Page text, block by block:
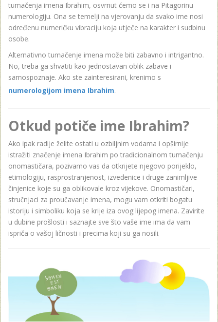
tumačenja imena Ibrahim, osvrnut ćemo se i na Pitagorinu
numerologiju. Ona se temelji na vjerovanju da svako ime nosi
određenu numeričku vibraciju koja utječe na karakter i sudbinu
osobe.
Alternativno tumačenje imena može biti zabavno i intrigantno.
No, treba ga shvatiti kao jednostavan oblik zabave i
samospoznaje. Ako ste zainteresirani, krenimo s
numerologijom imena Ibrahim.
Otkud potiče ime Ibrahim?
Ako ipak radije želite ostati u ozbiljnim vodama i opširnije
istražiti značenje imena Ibrahim po tradicionalnom tumačenju
onomastičara, pozivamo vas da otkrijete njegovo porijeklo,
etimologiju, rasprostranjenost, izvedenice i druge zanimljive
činjenice koje su ga oblikovale kroz vijekove. Onomastičari,
stručnjaci za proučavanje imena, mogu vam otkriti bogatu
istoriju i simboliku koja se krije iza ovog lijepog imena. Zavirite
u dubine prošlosti i saznajte sve što vaše ime ima da vam
ispriča o vašoj ličnosti i precima koji su ga nosili.